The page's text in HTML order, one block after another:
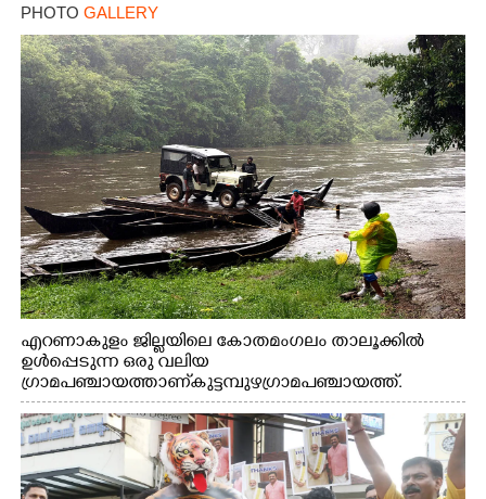
PHOTO GALLERY
എറണാകുളം ജില്ലയിലെ കോതമംഗലം താലൂക്കിൽ
ഉൾപ്പെടുന്ന ഒരു വലിയ
ഗ്രാമപഞ്ചായത്താണ് കുട്ടമ്പുഴ ഗ്രാമ പഞ്ചായത്ത്.
ആദിവാസി ഊരുകളായ വെള്ളാരംകുത്ത്, കത്തിപ്പാറ,
ഉറിയംപെട്ടി, തേക്കല്ല്, വെട്ടിക്കല്ല്, മഞ്ചപ്പാറ എന്നീ ആറു
സ്ഥലങ്ങളിലേക്കുള്ള പ്രധാന സഞ്ചാര മാർഗമാണ് ഈ
കാണുന്ന കടത്ത് വള്ളം